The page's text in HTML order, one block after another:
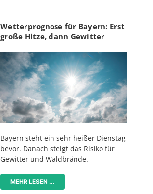
Wetterprognose für Bayern: Erst
große Hitze, dann Gewitter
Bayern steht ein sehr heißer Dienstag
bevor. Danach steigt das Risiko für
Gewitter und Waldbrände.
MEHR LESEN ...